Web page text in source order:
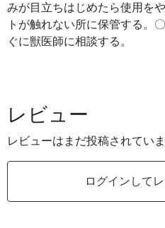
みが目立ちはじめたら使用を
トが触れない所に保管する。
ぐに獣医師に相談する。
レビュー
レビューはまだ投稿されてい
ログインして